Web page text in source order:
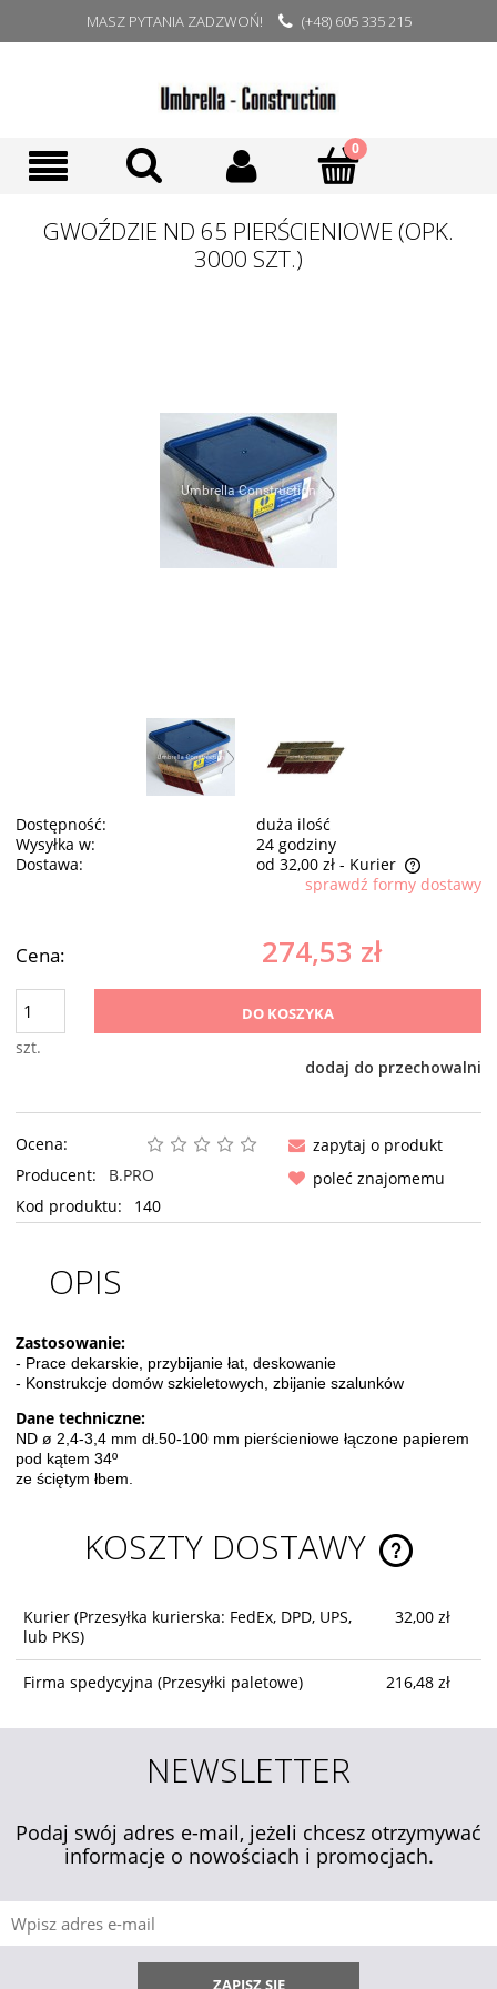
MASZ PYTANIA ZADZWOŃ! (+48) 605 335 215
GWOŹDZIE ND 65 PIERŚCIENIOWE (OPK.
3000 SZT.)
Dostępność:
duża ilość
Wysyłka w:
24 godziny
Dostawa:
od 32,00 zł - Kurier
Cena nie zawiera ewentualnych kosztów płatnościsprawdź formy dostawy
Cena: 274,53 zł
szt.
DO KOSZYKA
dodaj do przechowalni
Ocena:
Producent:
B.PRO
Kod produktu:
140
zapytaj o produkt
poleć znajomemu
OPIS
Zastosowanie:
- Prace dekarskie, przybijanie łat, deskowanie
- Konstrukcje domów szkieletowych, zbijanie szalunków
Dane techniczne:
ND ø 2,4-3,4 mm dł.50-100 mm pierścieniowe łączone papierem
pod kątem 34º
ze ściętym łbem.
KOSZTY DOSTAWY
CENA NIE
Kurier (Przesyłka kurierska: FedEx, DPD, UPS,
lub PKS)
32,00 zł
Firma spedycyjna (Przesyłki paletowe) 216,48 zł
NEWSLETTER
Podaj swój adres e-mail, jeżeli chcesz otrzymywać
informacje o nowościach i promocjach.
ZAPISZ SIĘ